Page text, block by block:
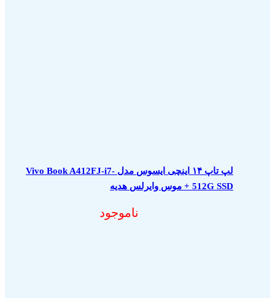
لپ تاپ ۱۴ اینچی ایسوس مدل Vivo Book A412FJ-i7-
512G SSD + موس وایرلس هدیه
ناموجود